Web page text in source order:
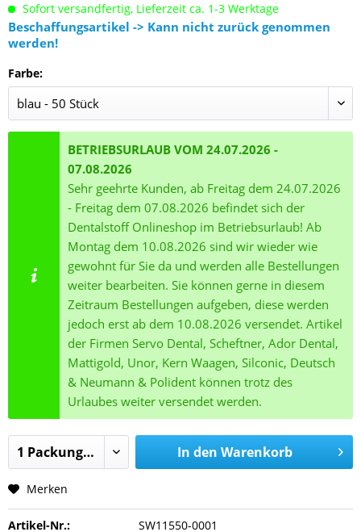
Sofort versandfertig, Lieferzeit ca. 1-3 Werktage
Beschaffungsartikel -> Kann nicht zurück genommen
werden!
Farbe:
BETRIEBSURLAUB VOM 24.07.2026 -
07.08.2026
Sehr geehrte Kunden, ab Freitag dem 24.07.2026
- Freitag dem 07.08.2026 befindet sich der
Dentalstoff Onlineshop im Betriebsurlaub! Ab
Montag dem 10.08.2026 sind wir wieder wie
gewohnt für Sie da und werden alle Bestellungen
weiter bearbeiten. Sie können gerne in diesem
Zeitraum Bestellungen aufgeben, diese werden
jedoch erst ab dem 10.08.2026 versendet. Artikel
der Firmen Servo Dental, Scheftner, Ador Dental,
Mattigold, Unor, Kern Waagen, Silconic, Deutsch
& Neumann & Polident können trotz des
Urlaubes weiter versendet werden.
In den Warenkorb
Merken
Artikel-Nr.:
SW11550-0001